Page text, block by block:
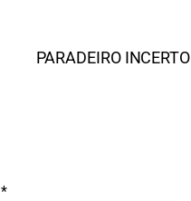
PARADEIRO INCERTO
*